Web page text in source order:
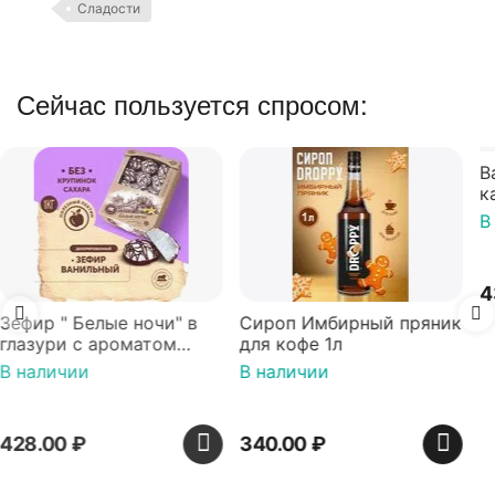
Сладости
Сейчас пользуется спросом:
Сироп Имбирный пряник
для кофе 1л
В наличии
340.00
Вафли Голландские с
карамельной начинкой
16 шт по 36 г ТМ Яшкино
В наличии
439.00₽